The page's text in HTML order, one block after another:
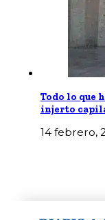
Todo lo que
injerto
14 febrero,